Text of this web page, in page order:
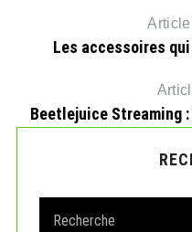
Les accessoires
Beetlejuice Streaming